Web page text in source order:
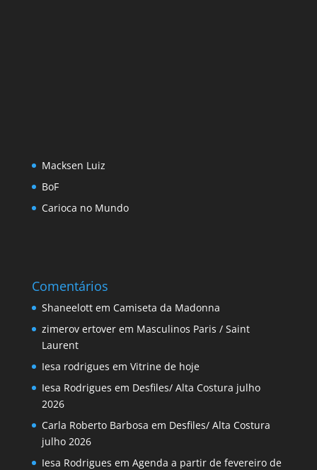
Macksen Luiz
BoF
Carioca no Mundo
Comentários
Shaneelottem Camiseta da Madonna
zimerov ertoverem Masculinos Paris / Saint
Laurent
Iesa rodrigues em Vitrine de hoje
Iesa Rodrigues em Desfiles/ Alta Costura julho
2026
Carla Roberto Barbosa em Desfiles/ Alta Costura
julho 2026
Iesa Rodrigues em Agenda a partir de fevereiro de